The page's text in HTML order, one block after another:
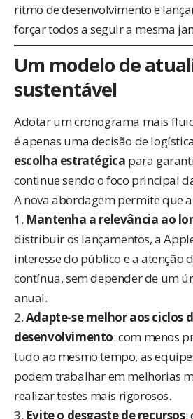
ritmo de desenvolvimento e
forçar todos a seguir a mesma
Um modelo de
sustentável
Adotar um cronograma mais
é apenas uma decisão de
escolha estratégica para
continue sendo o foco principal
A nova abordagem permite que
1. Mantenha a relevância ao
distribuir os lançamentos, a
interesse do público e a atenção
contínua, sem depender de um
anual.
2.Adapte-se melhor aos ciclos
desenvolvimento: com menos
tudo ao mesmo tempo, as
podem trabalhar em melhorias
realizar testes mais rigorosos.
3. Evite o desgaste de recursos: